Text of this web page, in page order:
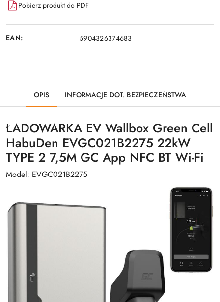
Pobierz produkt do PDF
EAN: 5904326374683
OPIS INFORMACJE DOT. BEZPIECZEŃSTWA
ŁADOWARKA EV Wallbox Green Cell
HabuDen EVGC021B2275 22kW
TYPE 2 7,5M GC App NFC BT Wi-Fi
Model: EVGC021B2275